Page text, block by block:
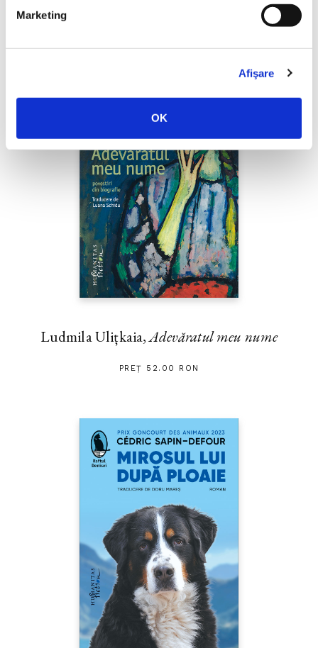
Marketing
Afişare
OK
Ludmila Ulițkaia,Adevăratul meu nume
PREȚ 52.00 RON